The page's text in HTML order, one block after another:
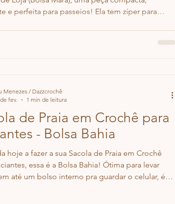
e perfeita para passeios! Ela tem zíper para
quer uma bolsa bonita, moderna e prática!
de Praia em Crochê para
- Bolsa Bahia
hoje a fazer a sua Sacola de Praia em Crochê
essa é a Bolsa Bahia! Ótima para levar
até um bolso interno pra guardar o celular, é
Menezes / Dazzcrochê
fev.
1 min de leitura